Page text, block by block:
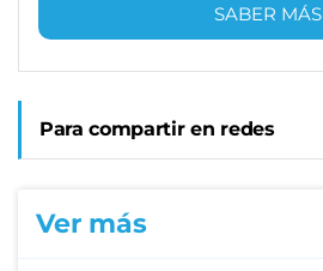
SABER MÁS
Para compartir en redes
Ver más